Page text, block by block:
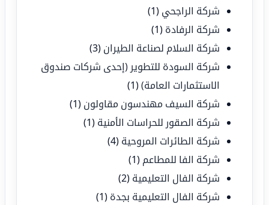
شركة الراجحي (1)
شركة الرفادة (1)
شركة السلام لصناعة الطيران (3)
شركة السودة للتطوير (إحدى شركات صندوق
الاستثمارات العامة)(1)
شركة السيف مهندسون مقاولون (1)
شركة الصقور للحراسات الأمنية (1)
شركة الطائرات المروحية (4)
شركة الفا للمطاعم (1)
شركة الفال التعليمية (2)
شركة الفال التعليمية بجدة (1)